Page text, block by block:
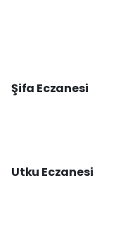
Şifa Eczanesi
Utku Eczanesi